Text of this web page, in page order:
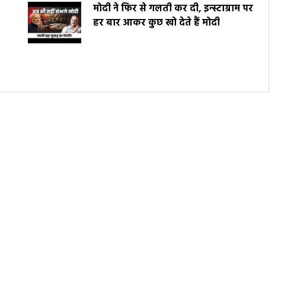
मोदी ने फिर से गलती कर दी, इन्स्टाग्राम पर
हर बार आकर कुछ खो देते हैं मोदी